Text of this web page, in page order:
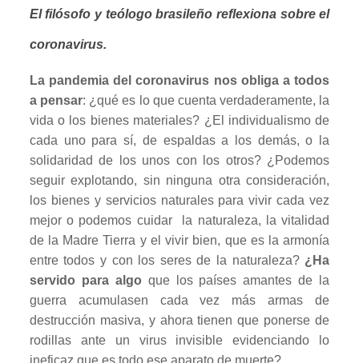
El filósofo y teólogo brasileño reflexiona sobre el
coronavirus.
La pandemia del coronavirus nos obliga a todos
a pensar: ¿qué es lo que cuenta verdaderamente, la
vida o los bienes materiales? ¿El individualismo de
cada uno para sí, de espaldas a los demás, o la
solidaridad de los unos con los otros? ¿Podemos
seguir explotando, sin ninguna otra consideración,
los bienes y servicios naturales para vivir cada vez
mejor o podemos cuidar la naturaleza, la vitalidad
de la Madre Tierra y el vivir bien, que es la armonía
entre todos y con los seres de la naturaleza? ¿Ha
servido para algo que los países amantes de la
guerra acumulasen cada vez más armas de
destrucción masiva, y ahora tienen que ponerse de
rodillas ante un virus invisible evidenciando lo
ineficaz que es todo ese aparato de muerte?